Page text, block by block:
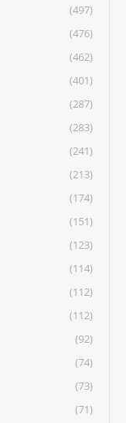
(497)
(476)
(462)
(401)
(287)
(283)
(241)
(213)
(174)
(151)
(123)
(114)
(112)
(112)
(92)
(74)
(73)
(71)